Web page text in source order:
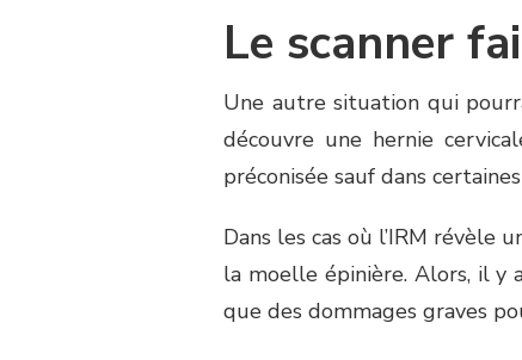
Le scanner
Une autre situation qui
découvre une hernie
préconisée sauf dans
Dans les cas où l’IRM révèle
la moelle épinière. Alors, il y
que des dommages graves